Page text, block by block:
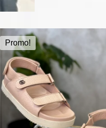
Promo!